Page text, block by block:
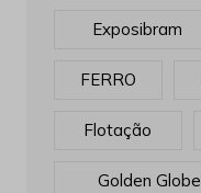
Exposibram
FERRO
Flotação
Golden